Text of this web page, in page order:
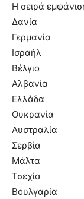
Η σειρά
Δανία
Γερμανία
Ισραήλ
Βέλγιο
Αλβανία
Ελλάδα
Ουκρανία
Αυστραλία
Σερβία
Μάλτα
Τσεχία
Βουλγαρία